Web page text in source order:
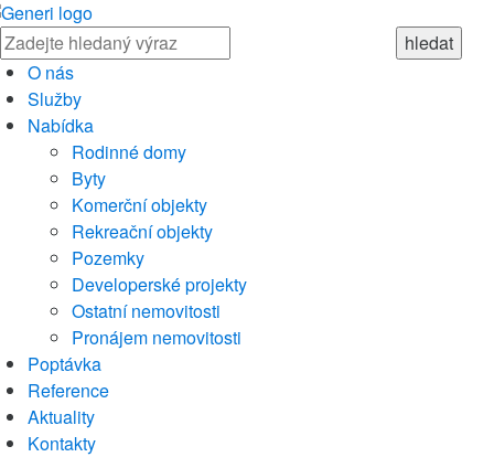
O nás
Služby
Nabídka
Rodinné domy
Byty
Komerční objekty
Rekreační objekty
Pozemky
Developerské projekty
Ostatní nemovitosti
Pronájem nemovitosti
Poptávka
Reference
Aktuality
Kontakty